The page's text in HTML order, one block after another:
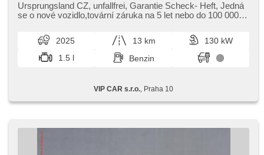
Zentralverriegelung mit Funkfernbedienung, bezklíčové
odemykání, El. Seitenscheiben, El. Spiegel,
Beifahrerairbagdeaktivierung, El. Deckel des Kofferraums,
Lederpolsterung, Scheibenwischersensor, Apple CarPlay,
Bluetooth, USB, Android Auto, digitální přístrojový štít,
Bordcomputer, beheizte Sitze, isofix, odvětrávaná sedadla,
Xenonscheinwerfer, Panoramadach, Alufelgen, Garantie,
Klimaautomatik, 2-Zonen Klimaanlage, 4x Airbag,
jízdního pruhu, automatické přepínání dálkových světel,
LED adaptivní světlomety, LED denní svícení,
Nebelscheinwerfer, ambientní osvětlení interiéru,
Ursprungsland CZ,​ unfallfrei,​ Garantie Scheck​- Heft,​ Jedná
se o nové vozidlo,​tovární záruka na 5 let nebo do 100 000
2025 13 km
130 kW
1.5 l
Benzin
VIP CAR s.r.o. , Praha 10